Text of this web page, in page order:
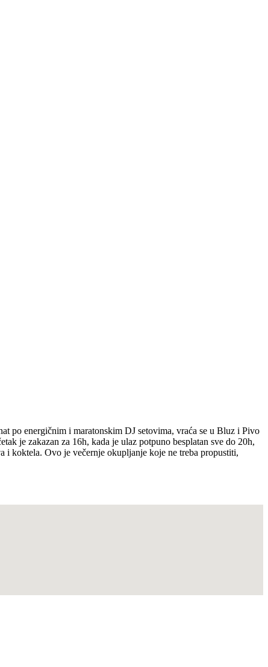
po energičnim i maratonskim DJ setovima, vraća se u Bluz i Pivo
je zakazan za 16h, kada je ulaz potpuno besplatan sve do 20h,
i koktela. Ovo je večernje okupljanje koje ne treba propustiti,